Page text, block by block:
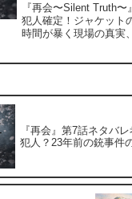
『再会〜Silent Truth
犯人確定！ジャケット
時間が暴く現場の真実
『再会』第7話ネタバ
犯人？23年前の銃事件